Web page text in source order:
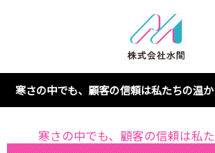
寒さの中でも、顧客の信頼は私たちの温
寒さの中でも、顧客の信頼は私